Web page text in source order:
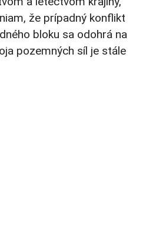
že prípadný konflikt
bloku sa odohrá na
pozemných síl je stále